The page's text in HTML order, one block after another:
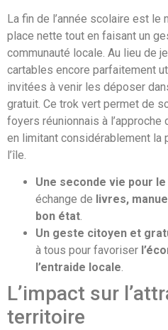
La fin de l’année scolaire est le
place nette tout en faisant un
communauté locale. Au lieu de
cartables encore parfaitement
invitées à venir les déposer
gratuit. Ce trok vert permet de
foyers réunionnais à
en limitant considérablement la
l’île.
Une seconde vie pour le
échange de livres,
bon état.
Un geste citoyen et
à tous pour favoriser
l’entraide locale.
L’impact sur
territoire